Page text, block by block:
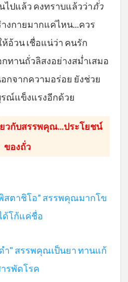
ไปแล้ว คงทราบแล้วว่าถั่ว
งกายมากแค่ไหน...ควร
อ้วน เชื่อแน่ว่า คนรัก
ทานถั่วลิสงอย่างสม่ำเสมอ
กจากความอร่อย ยังช่วย
ณ์แข็งแรงอีกด้วย
วกับสรรพคุณ...ประโยชน์
ของถั่ว
สตาชิโอ” สรรพคุณมากโข
ด้โก้แค่ชื่อ
ำ" สรรพคุณเป็นยา ทานแก้
รพัดโรค